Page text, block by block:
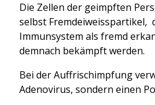
Die Zellen der geimpften
selbst Fremdeiweisspartikel,
Immunsystem als fremd
demnach bekämpft werden.
Bei der Auffrischimpfung
Adenovirus, sondern einen